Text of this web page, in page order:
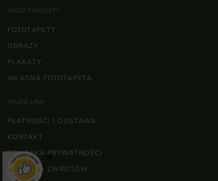
NASZE PRODUKTY
FOTOTAPETY
OBRAZY
PLAKATY
WŁASNA FOTOTAPETA
WAŻNE LINKI
PŁATNOŚCI I DOSTAWA
KONTAKT
POLITYKA PRYWATNOŚCI
POLITYKA ZWROTÓW
×